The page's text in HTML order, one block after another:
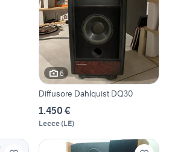
6
Diffusore Dahlquist DQ30
1.450 €
Lecce(LE)